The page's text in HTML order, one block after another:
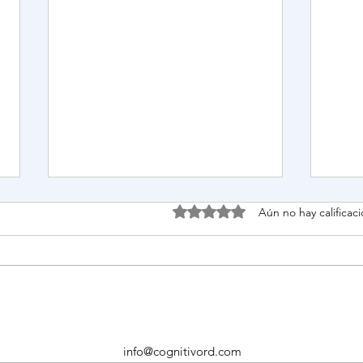
Errores comunes que
frenan el lenguaje (sin darte
cuenta)
Si
Obtuvo 0 de 5 estrellas.
Aún no hay
info@cognitivord.com